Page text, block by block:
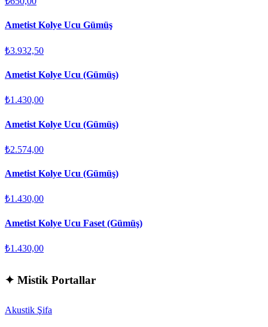
Ametist Kolye Ucu Gümüş
₺3.932,50
Ametist Kolye Ucu (Gümüş)
₺1.430,00
Ametist Kolye Ucu (Gümüş)
₺2.574,00
Ametist Kolye Ucu (Gümüş)
₺1.430,00
Ametist Kolye Ucu Faset (Gümüş)
₺1.430,00
✦ Mistik Portallar
Akustik Şifa